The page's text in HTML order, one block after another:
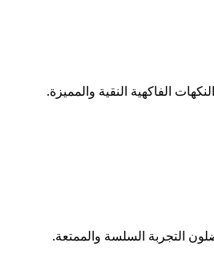
الفاكهية النقية والمميزة.
التجربة السلسة والممتعة.